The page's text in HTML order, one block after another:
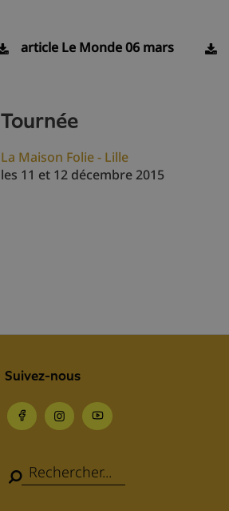
article Le Monde 06 mars
tournée
La Maison Folie - Lille
les 11 et 12 décembre 2015
Suivez-nous